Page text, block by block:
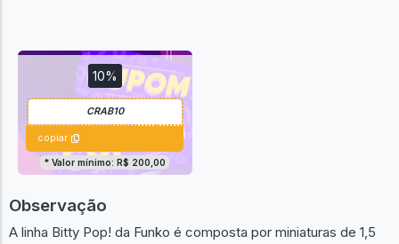
10%
copiar
* Valor mínimo: R$ 200,00
Observação
A linha Bitty Pop! da Funko é composta por miniaturas de 1,5